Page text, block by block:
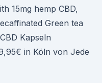
15mg hemp CBD,
Green tea
Kapseln
in Köln von Jede